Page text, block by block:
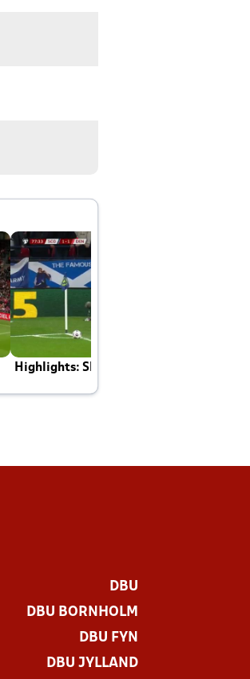
Highlights: Skotland - Danmark 4-2
DBU
DBU BORNHOLM
DBU FYN
DBU JYLLAND